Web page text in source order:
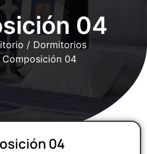
04
/ Dormitorios
04
04